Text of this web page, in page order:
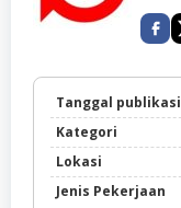
Tanggal publikasi
Kategori
Lokasi
Jenis Pekerjaan